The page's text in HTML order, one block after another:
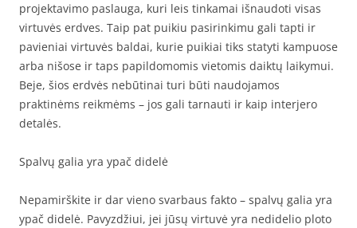
projektavimo paslauga, kuri leis tinkamai išnaudoti visas
virtuvės erdves. Taip pat puikiu pasirinkimu gali tapti ir
pavieniai virtuvės baldai, kurie puikiai tiks statyti kampuose
arba nišose ir taps papildomomis vietomis daiktų laikymui.
Beje, šios erdvės nebūtinai turi būti naudojamos
praktinėms reikmėms – jos gali tarnauti ir kaip interjero
detalės.
Spalvų galia yra ypač didelė
Nepamirškite ir dar vieno svarbaus fakto – spalvų galia yra
ypač didelė. Pavyzdžiui, jei jūsų virtuvė yra nedidelio ploto